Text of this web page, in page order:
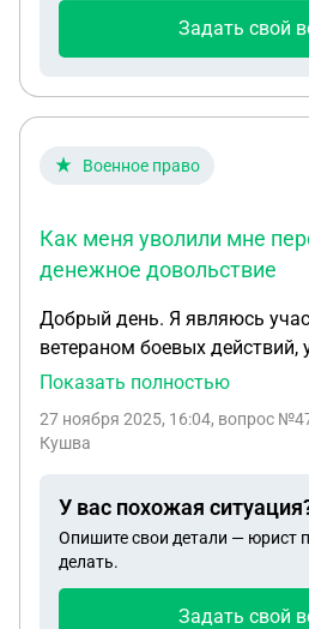
Задать свой
Военное право
Как меня уволили мне
денежное довольствие
Добрый день. Я являюсь
ветераном боевых действий,
ветерана боевых действий на
удостоверению ВБД. В
денежное довольствие.
чем причина того, что мне перестала
выплата на карту банка.
Показать полностью
27 ноября 2025, 16:04, вопрос
Кушва
У вас похожая
Опишите свои детали — юрист
делать.
Задать свой